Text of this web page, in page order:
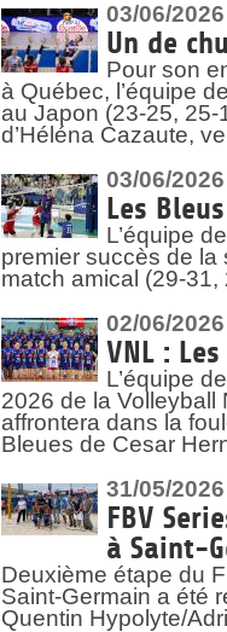
03/06/2026
Un de
Pour son
à Québec, l’équipe
au Japon (23-25,
d’Héléna Cazaute,
03/06/2026
Les
L’équipe
premier succès de la
match amical (29-
02/06/2026
VNL :
L’équipe
2026 de la
affrontera dans la
Bleues de Cesar
31/05/2026
FBV
à Saint-
Deuxième étape du
Saint-Germain a été
Quentin Hypolyte/